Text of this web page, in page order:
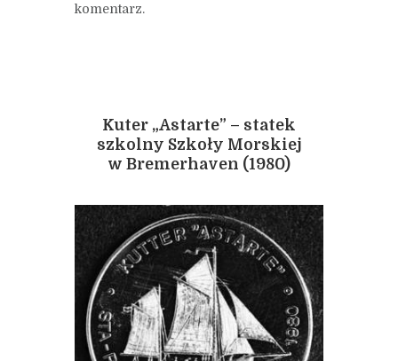
komentarz.
Kuter „Astarte” – statek
szkolny Szkoły Morskiej
w Bremerhaven (1980)